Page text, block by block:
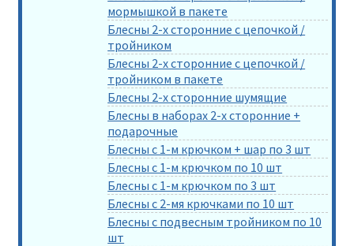
мормышкой в пакете
Блесны 2-х сторонние с цепочкой /
тройником
Блесны 2-х сторонние с цепочкой /
тройником в пакете
Блесны 2-х сторонние шумящие
Блесны в наборах 2-х сторонние +
подарочные
Блесны с 1-м крючком + шар по 3 шт
Блесны с 1-м крючком по 10 шт
Блесны с 1-м крючком по 3 шт
Блесны с 2-мя крючками по 10 шт
Блесны с подвесным тройником по 10
шт